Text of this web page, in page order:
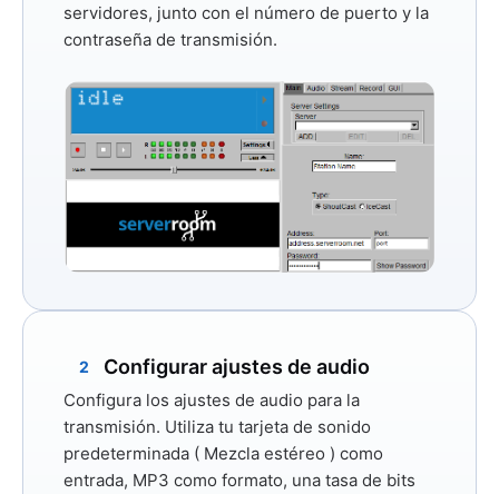
servidores, junto con el número de puerto y la
contraseña de transmisión.
2 Configurar ajustes de audio
Configura los ajustes de audio para la
transmisión. Utiliza tu tarjeta de sonido
predeterminada ( Mezcla estéreo ) como
entrada, MP3 como formato, una tasa de bits